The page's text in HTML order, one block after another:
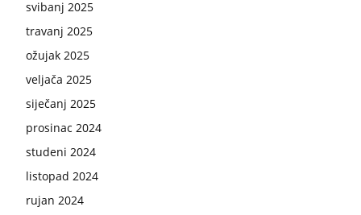
svibanj 2025
travanj 2025
ožujak 2025
veljača 2025
siječanj 2025
prosinac 2024
studeni 2024
listopad 2024
rujan 2024